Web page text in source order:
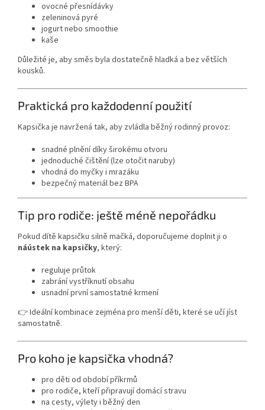
ovocné přesnídávky
zeleninová pyré
jogurt nebo smoothie
kaše
Důležité je, aby směs byla dostatečně hladká a bez větších
kousků.
Praktická pro každodenní použití
Kapsička je navržená tak, aby zvládla běžný rodinný provoz:
snadné plnění díky širokému otvoru
jednoduché čištění (lze otočit naruby)
vhodná do myčky i mrazáku
bezpečný materiál bez BPA
Tip pro rodiče: ještě méně nepořádku
Pokud dítě kapsičku silně mačká, doporučujeme doplnit ji o
náústek na kapsičky, který:
reguluje průtok
zabrání vystříknutí obsahu
usnadní první samostatné krmení
👉 Ideální kombinace zejména pro menší děti, které se učí jíst
samostatně.
Pro koho je kapsička vhodná?
pro děti od období příkrmů
pro rodiče, kteří připravují domácí stravu
na cesty, výlety i běžný den